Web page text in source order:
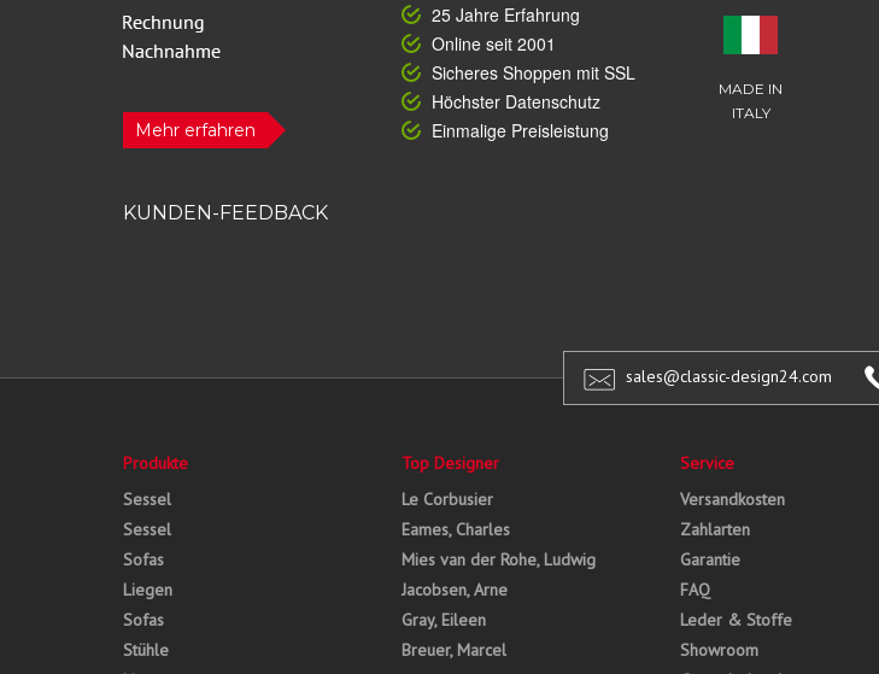
Mehr erfahren
25 Jahre Erfahrung
Online seit 2001
Sicheres Shoppen mit SSL
Höchster Datenschutz
Einmalige Preisleistung
MADE IN
ITALY
KUNDEN-FEEDBACK
sales@classic-design24.com
Produkte
Sessel
Sessel
Sofas
Liegen
Sofas
Stühle
Top Designer
Le Corbusier
Eames, Charles
Mies van der Rohe, Ludwig
Jacobsen, Arne
Gray, Eileen
Breuer, Marcel
Service
Versandkosten
Zahlarten
Garantie
FAQ
Leder & Stoffe
Showroom